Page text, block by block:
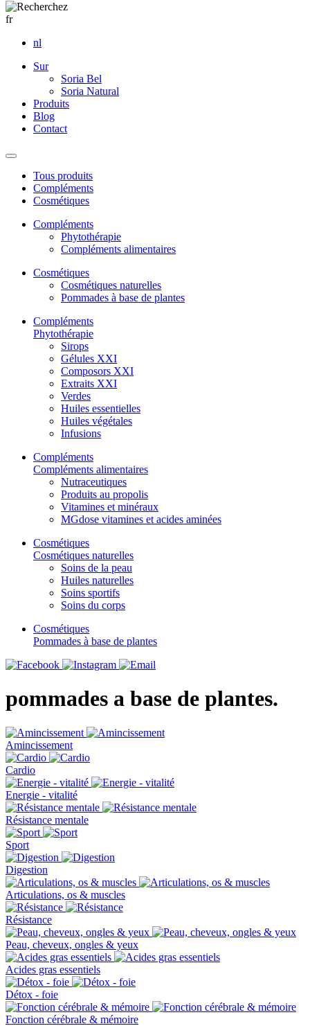
fr
nl
Sur
Soria Bel
Soria Natural
Produits
Blog
Contact
Tous produits
Compléments
Cosmétiques
Compléments
Phytothérapie
Compléments alimentaires
Cosmétiques
Cosmétiques naturelles
Pommades à base de plantes
Compléments
Phytothérapie
Sirops
Gélules XXI
Composors XXI
Extraits XXI
Verdes
Huiles essentielles
Huiles végétales
Infusions
Compléments
Compléments alimentaires
Nutraceutiques
Produits au propolis
Vitamines et minéraux
MGdose vitamines et acides aminées
Cosmétiques
Cosmétiques naturelles
Soins de la peau
Huiles naturelles
Soins sportifs
Soins du corps
Cosmétiques
Pommades à base de plantes
pommades a base de plantes.
Amincissement
Cardio
Energie - vitalité
Résistance mentale
Sport
Digestion
Articulations, os & muscles
Résistance
Peau, cheveux, ongles & yeux
Acides gras essentiels
Détox - foie
Fonction cérébrale & mémoire